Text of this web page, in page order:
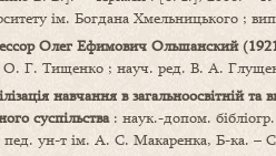
ім. Богдана Хмельницького ;
Олег Ефимович Ольшанский
О. Г. Тищенко ; науч. ред. В. А.
навчання в загальноосвітній
суспільства : наук.-допом.
ун-т ім. А. С. Макаренка, Б-ка. –